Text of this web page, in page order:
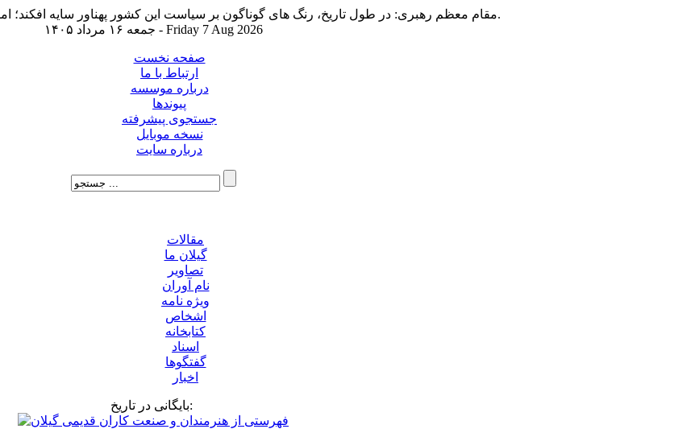
مقام معظم رهبری: در طول تاریخ، رنگ های گوناگون بر سیاست این کشور پهناور سایه افکند؛ اما رنگ ثابت مردم گیلان، رنگ ایمان بود.
جمعه ۱۶ مرداد ۱۴۰۵ - Friday 7 Aug 2026
صفحه نخست
ارتباط با ما
درباره موسسه
پیوندها
جستجوی پیشرفته
نسخه موبایل
درباره سایت
مقالات
گیلان ما
تصاویر
نام آوران
ویژه نامه
اشخاص
کتابخانه
اسناد
گفتگوها
اخبار
بایگانی در تاریخ: